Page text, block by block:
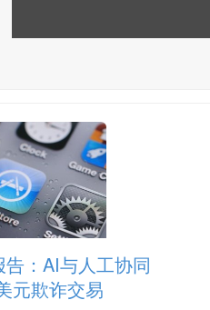
：AI与人工协同
元欺诈交易